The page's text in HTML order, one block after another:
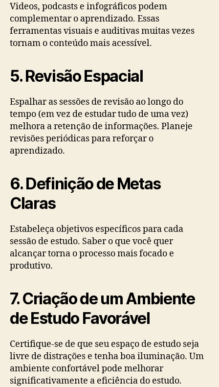
Videos, podcasts e infográficos podem
complementar o aprendizado. Essas
ferramentas visuais e auditivas muitas vezes
tornam o conteúdo mais acessível.
5. Revisão Espacial
Espalhar as sessões de revisão ao longo do
tempo (em vez de estudar tudo de uma vez)
melhora a retenção de informações. Planeje
revisões periódicas para reforçar o
aprendizado.
6. Definição de Metas
Claras
Estabeleça objetivos específicos para cada
sessão de estudo. Saber o que você quer
alcançar torna o processo mais focado e
produtivo.
7. Criação de um Ambiente
de Estudo Favorável
Certifique-se de que seu espaço de estudo seja
livre de distrações e tenha boa iluminação. Um
ambiente confortável pode melhorar
significativamente a eficiência do estudo.